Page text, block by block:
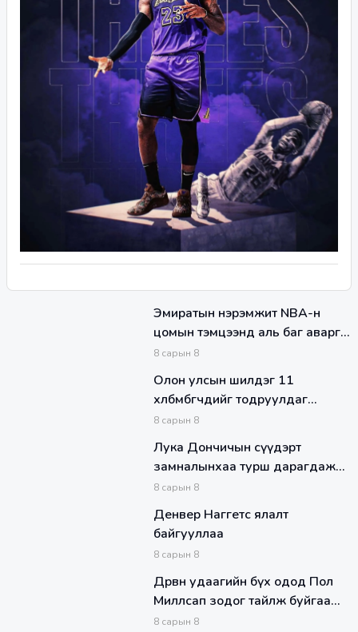
Эмиратын нэрэмжит NBA-н
цомын тэмцээнд аль баг аварга
болох бол?
8 сарын 8
Олон улсын шилдэг 11
хөлбөмбөгчдийг тодруулдаг
FIFPRO-д Манчестер Ситигийн
долоон тоглогч нэр дэвшжээ
8 сарын 8
Лука Дончичын сүүдэрт
замналынхаа турш дарагдаж
яваа нэгэн…
8 сарын 8
Денвер Наггетс ялалт
байгууллаа
8 сарын 8
Дөрвөн удаагийн бүх одод Пол
Миллсап зодог тайлж буйгаа
зарлажээ
8 сарын 8